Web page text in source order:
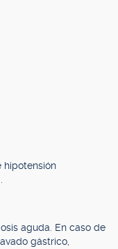
hipotensión
aguda. En caso de
gástrico,